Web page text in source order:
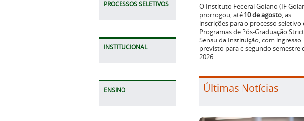
PROCESSOS SELETIVOS
INSTITUCIONAL
ENSINO
O Instituto Federal Goiano (IF
prorrogou, até 10 de agosto, as
inscrições para o processo seletivo
Programas de Pós-Graduação
Sensu da Instituição, com ingresso
previsto para o segundo semestre
2026.
Últimas Notícias